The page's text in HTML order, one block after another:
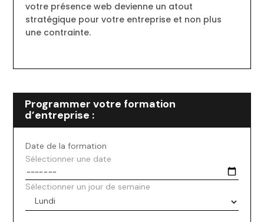
votre présence web devienne un atout
stratégique pour votre entreprise et non plus
une contrainte.
Programmer votre formation
d’entreprise :
Date de la formation
Sélectionner une date
Sélectionner un jour de semaine